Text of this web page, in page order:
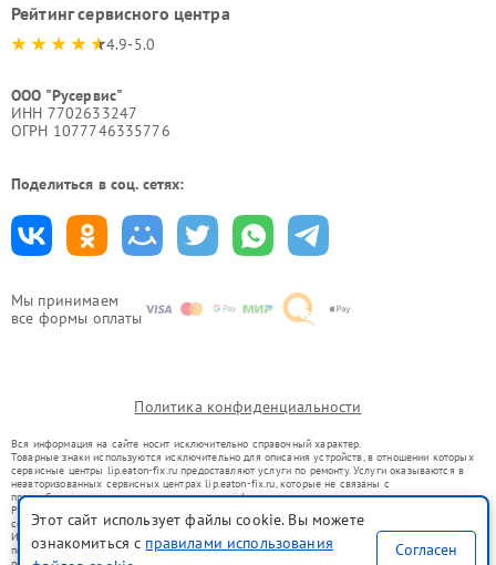
Мы принимаем
все формы оплаты
Рейтинг сервисного центра
4.9-5.0
ООО "Русервис"
ИНН 7702633247
ОГРН 1077746335776
Поделиться в соц. сетях:
Политика конфиденциальности
Вся информация на сайте носит исключительно справочный характер.
Товарные знаки используются исключительно для описания устройств, в отношении которых
сервисные центры lip.eaton-fix.ru предоставляют услуги по ремонту. Услуги оказываются в
неавторизованных сервисных центрах lip.eaton-fix.ru, которые не связаны с
правообладателями товарных знаков или их официальными представителями.
Ремонт осуществляется для устройств, уже введенных в гражданский оборот в соответствии
со статьей 1487 ГК РФ.
Использование товарных знаков не преследует цели индивидуализации услуг или введения
потребителей в заблуждение, а служит для информирования о предоставляемых услугах по
Этот сайт использует файлы cookie. Вы можете
ознакомиться с правилами использования
Согласен